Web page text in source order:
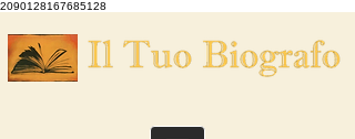
2090128167685128